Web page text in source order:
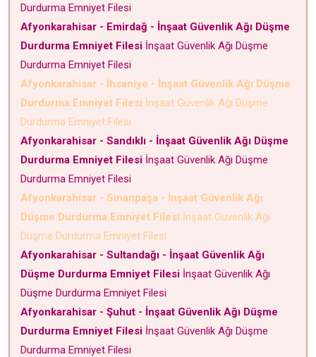
Durdurma Emniyet Filesi
Afyonkarahisar - Emirdağ - İnşaat Güvenlik Ağı Düşme
Durdurma Emniyet Filesi İnşaat Güvenlik Ağı Düşme
Durdurma Emniyet Filesi
Afyonkarahisar - İhsaniye - İnşaat Güvenlik Ağı Düşme
Durdurma Emniyet Filesi İnşaat Güvenlik Ağı Düşme
Durdurma Emniyet Filesi
Afyonkarahisar - Sandıklı - İnşaat Güvenlik Ağı Düşme
Durdurma Emniyet Filesi İnşaat Güvenlik Ağı Düşme
Durdurma Emniyet Filesi
Afyonkarahisar - Sinanpaşa - İnşaat Güvenlik Ağı
Düşme Durdurma Emniyet Filesi İnşaat Güvenlik Ağı
Düşme Durdurma Emniyet Filesi
Afyonkarahisar - Sultandağı - İnşaat Güvenlik Ağı
Düşme Durdurma Emniyet Filesi İnşaat Güvenlik Ağı
Düşme Durdurma Emniyet Filesi
Afyonkarahisar - Şuhut - İnşaat Güvenlik Ağı Düşme
Durdurma Emniyet Filesi İnşaat Güvenlik Ağı Düşme
Durdurma Emniyet Filesi